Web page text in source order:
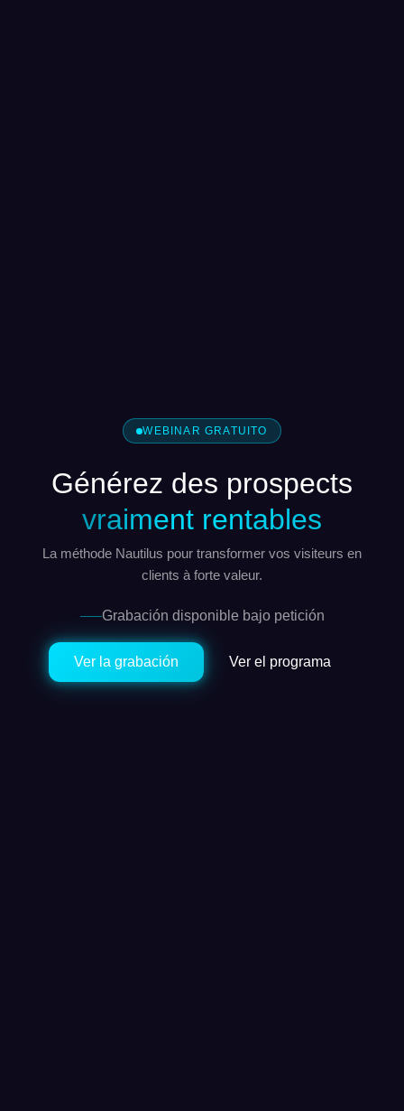
WEBINAR GRATUITO
Générez des prospects
vraiment rentables
La méthode Nautilus pour transformer vos visiteurs en
clients à forte valeur.
Grabación disponible bajo petición
Ver la grabación Ver el programa